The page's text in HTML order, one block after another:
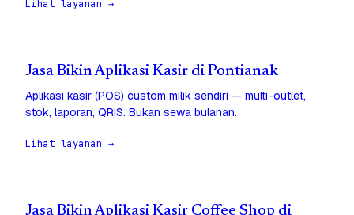
Lihat layanan →
Jasa Bikin Aplikasi Kasir di Pontianak
Aplikasi kasir (POS) custom milik sendiri — multi-outlet,
stok, laporan, QRIS. Bukan sewa bulanan.
Lihat layanan →
Jasa Bikin Aplikasi Kasir Coffee Shop di